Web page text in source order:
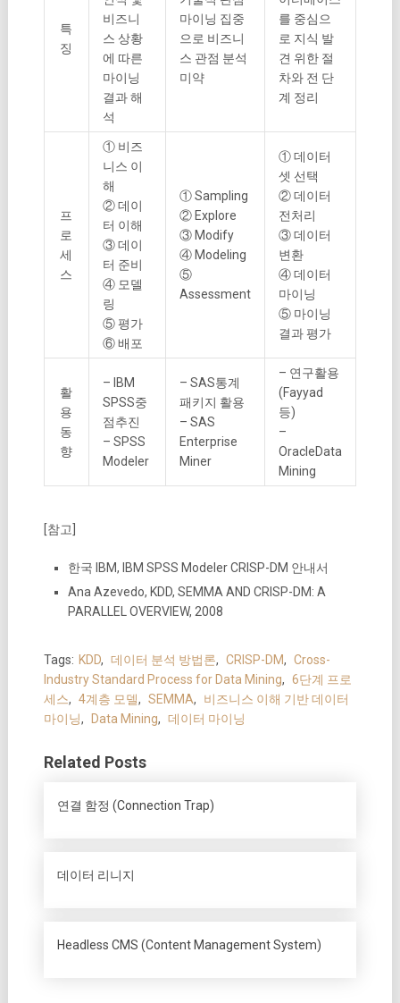
특
징
비즈니
스 상황
에 따른
마이닝
결과 해
석
마이닝 집중
으로 비즈니
스 관점 분석
미약
를 중심으
로 지식 발
견 위한 절
차와 전 단
계 정리
프
로
세
스
① 비즈
니스 이
해
② 데이
터 이해
③ 데이
터 준비
④ 모델
링
⑤ 평가
⑥ 배포
① Sampling
② Explore
③ Modify
④ Modeling
⑤
Assessment
① 데이터
셋 선택
② 데이터
전처리
③ 데이터
변환
④ 데이터
마이닝
⑤ 마이닝
결과 평가
활
용
동
향
– IBM
SPSS중
점추진
– SPSS
Modeler
– SAS통계
패키지 활용
– SAS
Enterprise
Miner
– 연구활용
(Fayyad
등)
–
OracleData
Mining
[참고]
한국 IBM, IBM SPSS Modeler CRISP-DM 안내서
Ana Azevedo, KDD, SEMMA AND CRISP-DM: A
PARALLEL OVERVIEW, 2008
Tags: KDD, 데이터 분석 방법론, CRISP-DM, Cross-
Industry Standard Process for Data Mining, 6단계 프로
세스, 4계층 모델, SEMMA,
비즈니스 이해 기반 데이터
마이닝, Data Mining, 데이터 마이닝
Related Posts
연결 함정 (Connection Trap)
데이터 리니지
Headless CMS (Content Management System)